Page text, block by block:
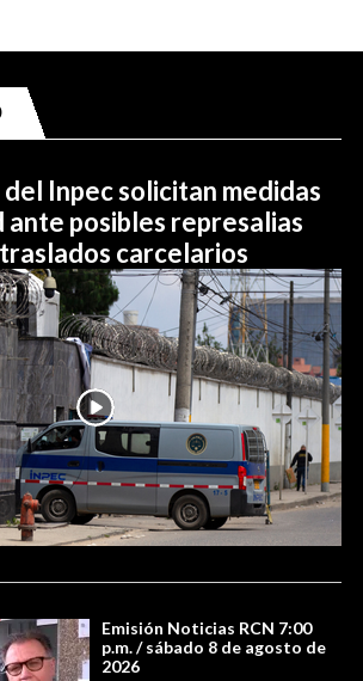
Inpec solicitan medidas
ante posibles represalias
carcelarios
Emisión Noticias RCN 7:00
p.m. / sábado 8 de agosto de
2026